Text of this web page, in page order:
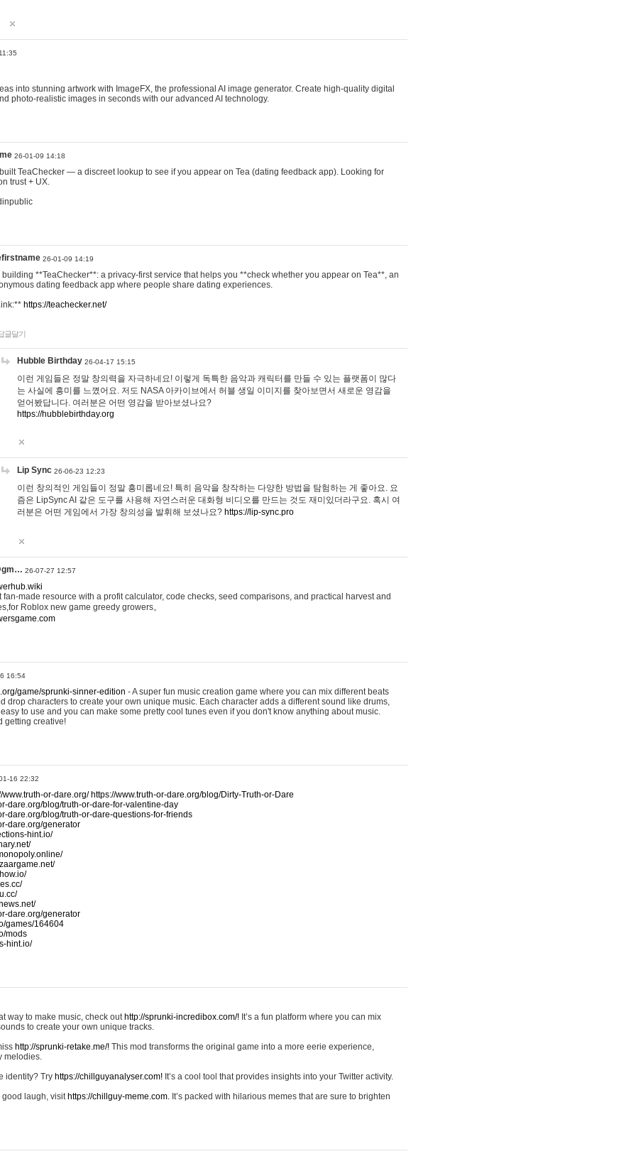
into stunning artwork with ImageFX, the professional AI image generator. Create high-quality digital
photo-realistic images in seconds with our advanced AI technology.
26-01-09 14:18
TeaChecker — a discreet lookup to see if you appear on Tea (dating feedback app). Looking for
trust + UX.
26-01-09 14:19
building **TeaChecker**: a privacy-first service that helps you **check whether you appear on Tea**, an
dating feedback app where people share dating experiences.
https://teachecker.net/
글달기
Hubble Birthday 26-04-17 15:15
이런 게임들은 정말 창의력을 자극하네요! 이렇게 독특한 음악과 캐릭터를 만들 수 있는 플랫폼이 많다
는 사실에 흥미를 느꼈어요. 저도 NASA 아카이브에서 허블 생일 이미지를 찾아보면서 새로운 영감을
얻어봤답니다. 여러분은 어떤 영감을 받아보셨나요?
https://hubblebirthday.org
Lip Sync 26-06-23 12:23
이런 창의적인 게임들이 정말 흥미롭네요! 특히 음악을 창작하는 다양한 방법을 탐험하는 게 좋아요. 요
즘은 LipSync AI 같은 도구를 사용해 자연스러운 대화형 비디오를 만드는 것도 재미있더라구요. 혹시 여
러분은 어떤 게임에서 가장 창의성을 발휘해 보셨나요? https://lip-sync.pro
26-07-27 12:57
made resource with a profit calculator, code checks, seed comparisons, and practical harvest and
Roblox new game greedy growers。
16:54
game/sprunki-sinner-edition - A super fun music creation game where you can mix different beats
drop characters to create your own unique music. Each character adds a different sound like drums,
to use and you can make some pretty cool tunes even if you don't know anything about music.
getting creative!
16 22:32
www.truth-or-dare.org/ https://www.truth-or-dare.org/blog/Dirty-Truth-or-Dare
dare.org/blog/truth-or-dare-for-valentine-day
dare.org/blog/truth-or-dare-questions-for-friends
dare.org/generator
hint.io/
dare.org/generator
games/164604
mods
hint.io/
way to make music, check out http://sprunki-incredibox.com/! It’s a fun platform where you can mix
to create your own unique tracks.
http://sprunki-retake.me/! This mod transforms the original game into a more eerie experience,
melodies.
identity? Try https://chillguyanalyser.com! It’s a cool tool that provides insights into your Twitter activity.
good laugh, visit https://chillguy-meme.com. It’s packed with hilarious memes that are sure to brighten